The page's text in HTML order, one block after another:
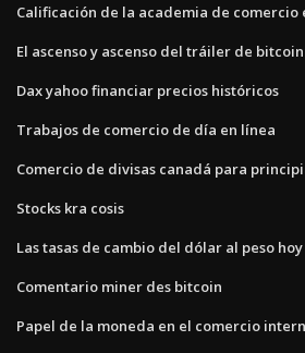
Calificación de la academia de comercio
El ascenso y ascenso del tráiler de bitcoin
Dax yahoo financiar precios históricos
Trabajos de comercio de día en línea
Comercio de divisas canadá para
Stocks kra cosis
Las tasas de cambio del dólar al peso hoy
Comentario miner des bitcoin
Papel de la moneda en el comercio